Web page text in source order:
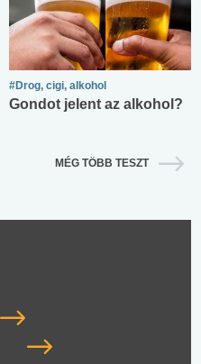
#Drog, cigi, alkohol
Gondot jelent az alkohol?
MÉG TÖBB TESZT